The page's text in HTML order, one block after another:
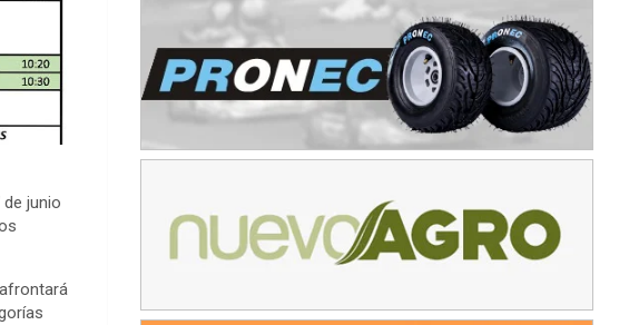
junio
Ramiro Tot (Asfalto)
Baradero (Buenos Aires)
KDO - F6
Ciudad de Trenque Lauquen (Asfalto)
Trenque Lauquen (Buenos Aires)
ENTRERRIANO - F6 (POSTERGADA)
VICTORIENSE - F7
El Cerro (Tierra)